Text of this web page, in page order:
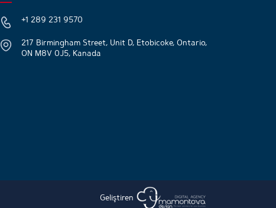
+1 289 231 9570
217 Birmingham Street, Unit D, Etobicoke, Ontario,
ON M8V 0J5, Kanada
Geliştiren